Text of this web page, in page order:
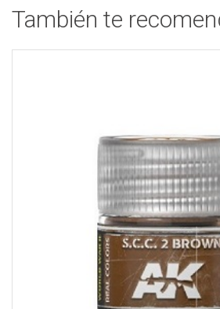
También te